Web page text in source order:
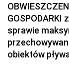
GOSPODARKI
sprawie
obiektów